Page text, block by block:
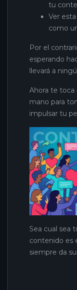
tu
Ver
como
Por el
esperando
llevará a
Ahora te toca
mano para
impulsar tu
Sea cual sea
contenido es
siempre da